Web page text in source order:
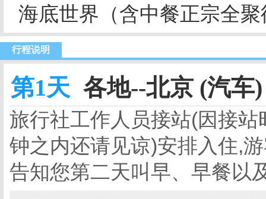
海底世界（含中餐正宗全
行程说明
第1天 各地--北京 (汽车)
旅行社工作人员接站(因接
钟之内还请见谅)安排入住,
告知您第二天叫早、早餐以